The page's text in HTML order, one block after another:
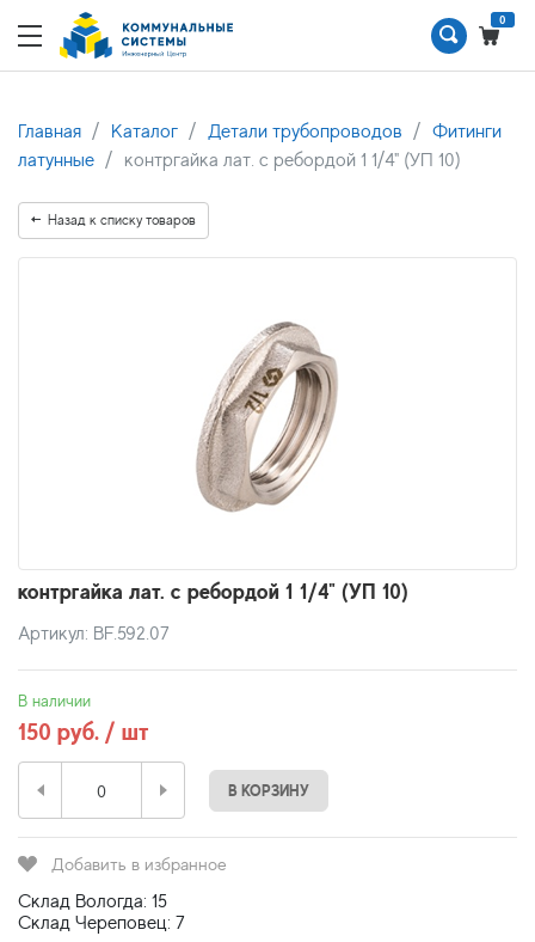
0
Главная Каталог Детали трубопроводов
Фитинги
латунные
контргайка лат. с ребордой 1 1/4" (УП 10)
Назад к списку товаров
контргайка лат. с ребордой 1 1/4" (УП 10)
Артикул: BF.592.07
В наличии
150 руб. / шт
В КОРЗИНУ
Добавить в избранное
Склад Вологда: 15
Склад Череповец: 7